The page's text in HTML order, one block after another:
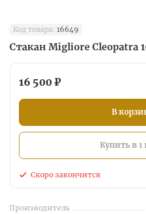
Код товара: 16649
Стакан Migliore Cleopatra
16 500 ₽
В
Купить в 1
Скоро закончится
Производитель